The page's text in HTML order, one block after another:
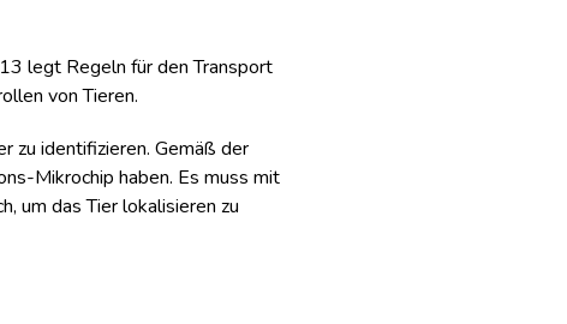
legt Regeln für den Transport
von Tieren.
zu identifizieren. Gemäß der
Mikrochip haben. Es muss mit
um das Tier lokalisieren zu